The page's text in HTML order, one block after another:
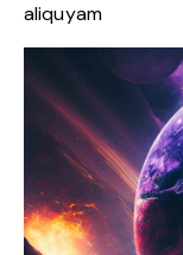
aliquyam